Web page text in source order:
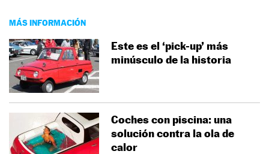
MÁS INFORMACIÓN
Este es el ‘pick-up’ más
minúsculo de la historia
Coches con piscina: una
solución contra la ola de
calor